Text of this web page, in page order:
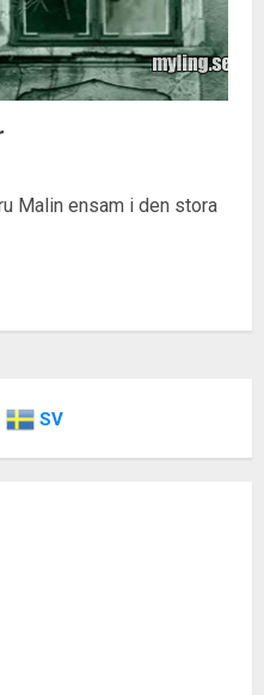
Malin ensam i den stora
SV